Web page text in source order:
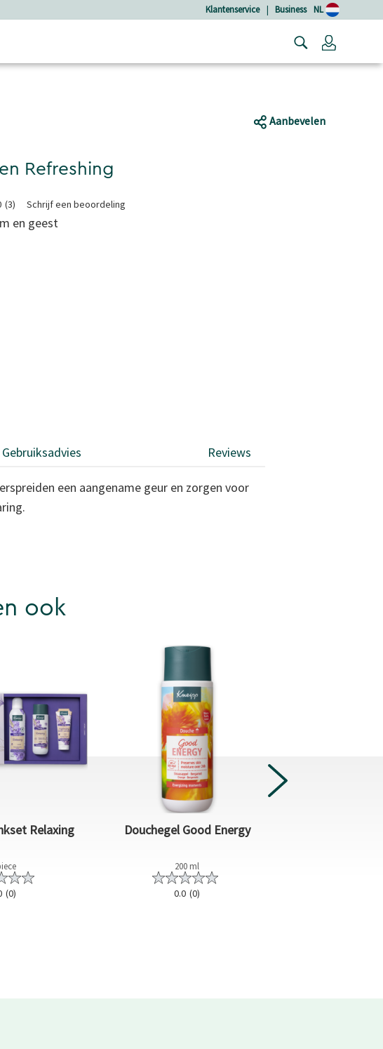
Klantenservice | Business NL
Aanbevelen
Refreshing
(3) Schrijf een beoordeling
en geest
Gebruiksadvies Reviews
een aangename geur en zorgen voor
ook
Relaxing
(0)
Douchegel Good Energy
200 ml
0.0 (0)